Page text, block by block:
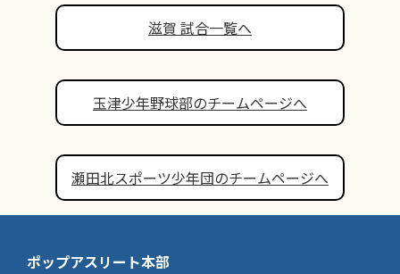
滋賀 試合一覧へ
玉津少年野球部のチームページへ
瀬田北スポーツ少年団のチームページへ
ポップアスリート本部